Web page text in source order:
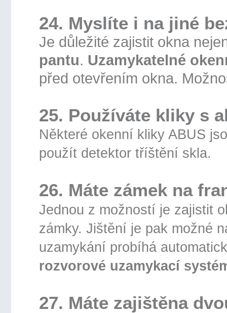
24. Myslíte i na jiné
Je důležité zajistit okna
pantu. Uzamykatelné
před otevřením okna.
25. Používáte kliky s
Některé okenní kliky ABUS
použít detektor tříštění skla.
26. Máte zámek na
Jednou z možností je zajistit
zámky. Jištění je pak možné
uzamykání probíhá
rozvorové uzamykací
27. Máte zajištěna